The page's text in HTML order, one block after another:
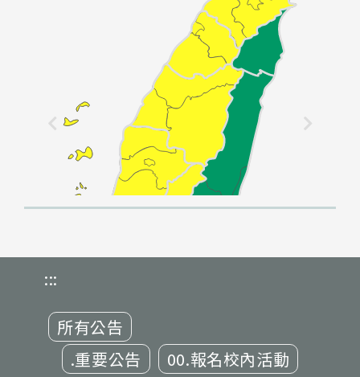
:::
所有公告
.重要公告
00.報名校內活動